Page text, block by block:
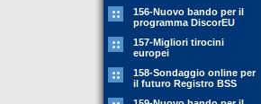
156-Nuovo bando per il
programma DiscorEU
157-Migliori tirocini
europei
158-Sondaggio online per
il futuro Registro BSS